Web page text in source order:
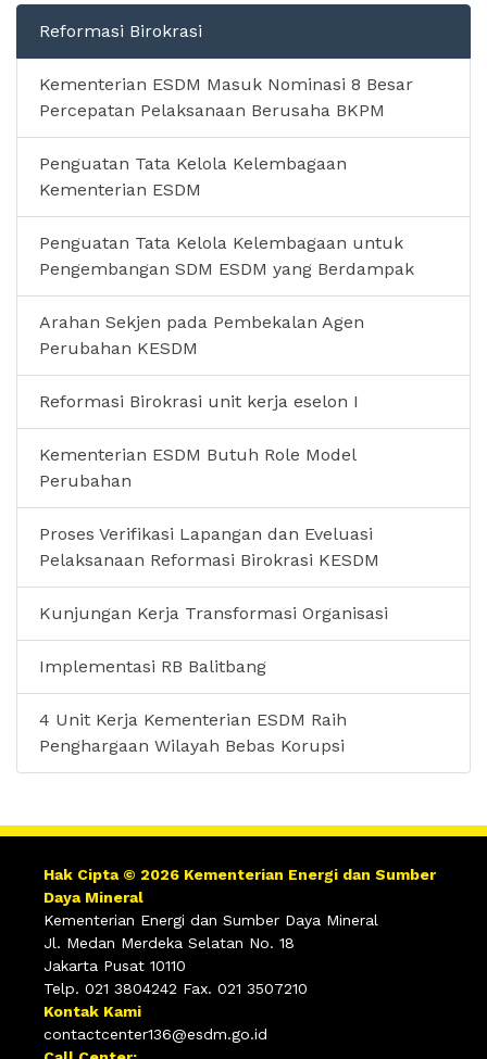
Reformasi Birokrasi
Kementerian ESDM Masuk Nominasi 8 Besar
Percepatan Pelaksanaan Berusaha BKPM
Penguatan Tata Kelola Kelembagaan
Kementerian ESDM
Penguatan Tata Kelola Kelembagaan untuk
Pengembangan SDM ESDM yang Berdampak
Arahan Sekjen pada Pembekalan Agen
Perubahan KESDM
Reformasi Birokrasi unit kerja eselon I
Kementerian ESDM Butuh Role Model
Perubahan
Proses Verifikasi Lapangan dan Eveluasi
Pelaksanaan Reformasi Birokrasi KESDM
Kunjungan Kerja Transformasi Organisasi
Implementasi RB Balitbang
4 Unit Kerja Kementerian ESDM Raih
Penghargaan Wilayah Bebas Korupsi
Hak Cipta © 2026 Kementerian Energi dan Sumber
Daya Mineral
Kementerian Energi dan Sumber Daya Mineral
Jl. Medan Merdeka Selatan No. 18
Jakarta Pusat 10110
Telp. 021 3804242 Fax. 021 3507210
Kontak Kami
contactcenter136@esdm.go.id